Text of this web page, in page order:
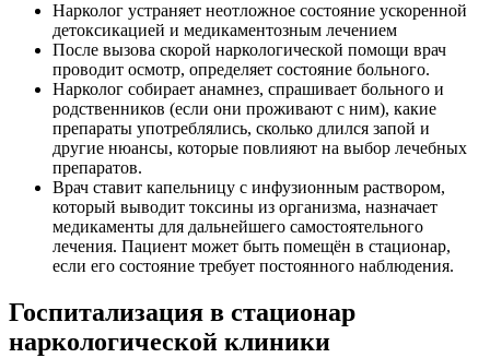
Нарколог устраняет неотложное состояние ускоренной
детоксикацией и медикаментозным лечением
После вызова скорой наркологической помощи врач
проводит осмотр, определяет состояние больного.
Нарколог собирает анамнез, спрашивает больного и
родственников (если они проживают с ним), какие
препараты употреблялись, сколько длился запой и
другие нюансы, которые повлияют на выбор лечебных
препаратов.
Врач ставит капельницу с инфузионным раствором,
который выводит токсины из организма, назначает
медикаменты для дальнейшего самостоятельного
лечения. Пациент может быть помещён в стационар,
если его состояние требует постоянного наблюдения.
Госпитализация в стационар
наркологической клиники